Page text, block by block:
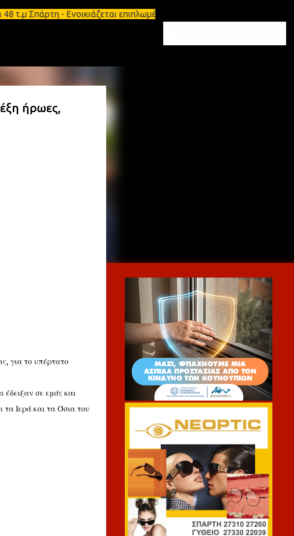
- Ενοικιάζεται επιπλωμένο διαμέρισμα 65τ.μ
ήρωες,
για το υπέρτατο
έδειξαν σε εμάς και
τα Ιερά και τα Όσια του